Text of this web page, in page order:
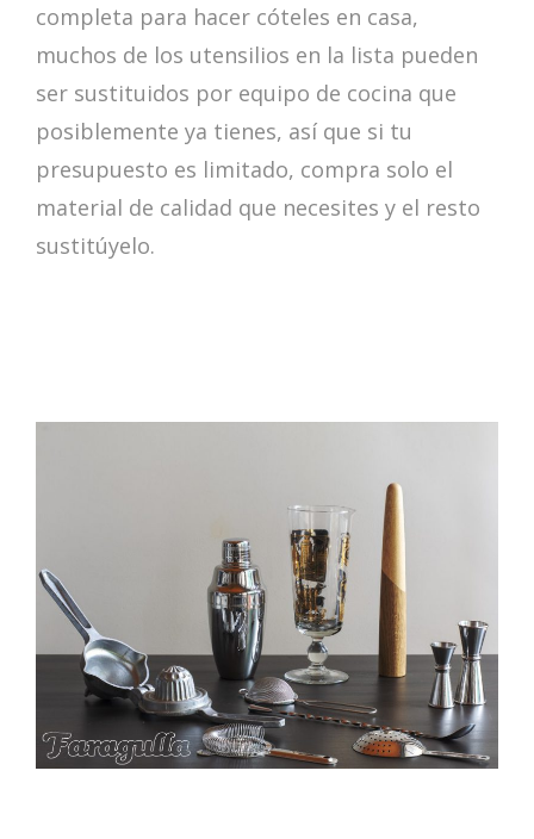
completa para hacer cóteles en casa,
muchos de los utensilios en la lista pueden
ser sustituidos por equipo de cocina que
posiblemente ya tienes, así que si tu
presupuesto es limitado, compra solo el
material de calidad que necesites y el resto
sustitúyelo.